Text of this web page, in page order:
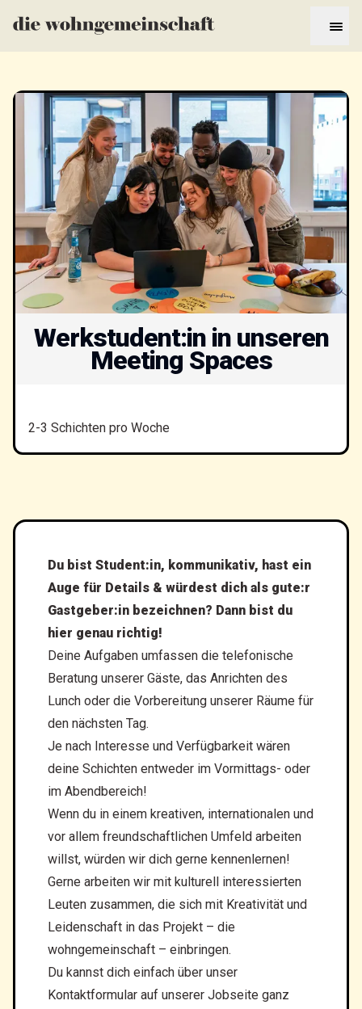
Werkstudent:in in unseren
Meeting Spaces
2-3 Schichten pro Woche
Du bist Student:in, kommunikativ, hast ein
Auge für Details & würdest dich als gute:r
Gastgeber:in bezeichnen? Dann bist du
hier genau richtig!
Deine Aufgaben umfassen die telefonische
Beratung unserer Gäste, das Anrichten des
Lunch oder die Vorbereitung unserer Räume für
den nächsten Tag.
Je nach Interesse und Verfügbarkeit wären
deine Schichten entweder im Vormittags- oder
im Abendbereich!
Wenn du in einem kreativen, internationalen und
vor allem freundschaftlichen Umfeld arbeiten
willst, würden wir dich gerne kennenlernen!
Gerne arbeiten wir mit kulturell interessierten
Leuten zusammen, die sich mit Kreativität und
Leidenschaft in das Projekt – die
wohngemeinschaft – einbringen.
Du kannst dich einfach über unser
Kontaktformular auf unserer Jobseite ganz